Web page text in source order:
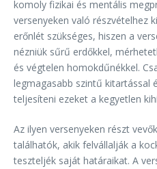
komoly fizikai és mentális
versenyeken való részvételhez
erőnlét szükséges, hiszen a
nézniük sűrű erdőkkel,
és végtelen homokdűnékkel.
legmagasabb szintű kitartással
teljesíteni ezeket a kegyetlen
Az ilyen versenyeken részt
találhatók, akik felvállalják a
teszteljék saját határaikat. A